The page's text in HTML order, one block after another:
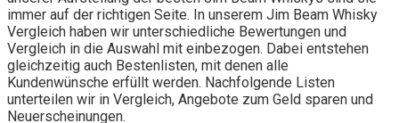
immer auf der richtigen Seite. In unserem Jim Beam Whisky
Vergleich haben wir unterschiedliche Bewertungen und
Vergleich in die Auswahl mit einbezogen. Dabei entstehen
gleichzeitig auch Bestenlisten, mit denen alle
Kundenwünsche erfüllt werden. Nachfolgende Listen
unterteilen wir in Vergleich, Angebote zum Geld sparen und
Neuerscheinungen.